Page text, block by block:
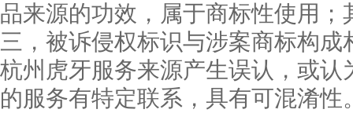
品来源的功效，属于商标性使用
三，被诉侵权标识与涉案商标构
杭州虎牙服务来源产生误认，或
的服务有特定联系，具有可混淆性